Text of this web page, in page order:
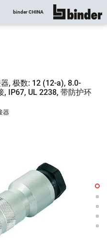
binder CHINA 显示所有
, 极数: 12 (12-a), 8.0-
, IP67, UL 2238, 带防护环
器